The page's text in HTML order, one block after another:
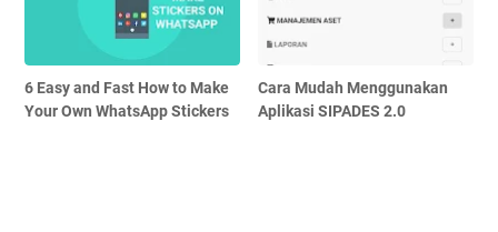
6 Easy and Fast How to Make
Your Own WhatsApp Stickers
Cara Mudah Menggunakan
Aplikasi SIPADES 2.0